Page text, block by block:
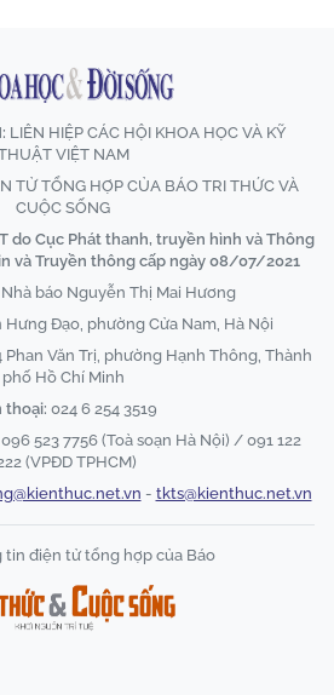
LIÊN HIỆP CÁC HỘI KHOA HỌC VÀ KỸ
VIỆT NAM
TỬ TỔNG HỢP CỦA BÁO TRI THỨC VÀ
CUỘC SỐNG
do Cục Phát thanh, truyền hình và Thông
và Truyền thông cấp ngày 08/07/2021
Nhà báo Nguyễn Thị Mai Hương
Hưng Đạo, phường Cửa Nam, Hà Nội
Văn Trị, phường Hạnh Thông, Thành
phố Hồ Chí Minh
thoại: 024 6 254 3519
523 7756 (Toà soạn Hà Nội) / 091 122
(VPĐD TPHCM)
- tkts@kienthuc.net.vn
tin điện tử tổng hợp của Báo